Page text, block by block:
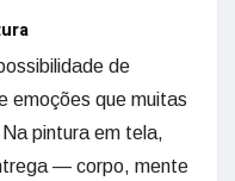
de
emoções que muitas
pintura em tela,
— corpo, mente